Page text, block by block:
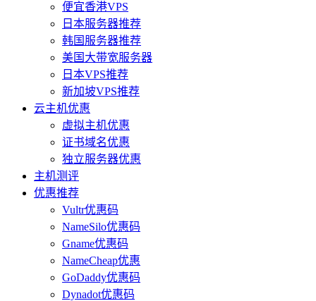
便宜香港VPS
日本服务器推荐
韩国服务器推荐
美国大带宽服务器
日本VPS推荐
新加坡VPS推荐
云主机优惠
虚拟主机优惠
证书域名优惠
独立服务器优惠
主机测评
优惠推荐
Vultr优惠码
NameSilo优惠码
Gname优惠码
NameCheap优惠
GoDaddy优惠码
Dynadot优惠码